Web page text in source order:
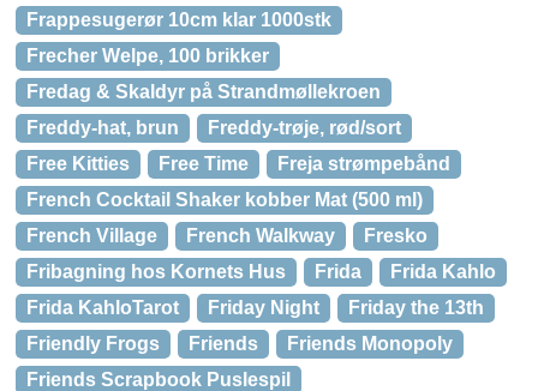
Frappesugerør 10cm klar 1000stk
Frecher Welpe, 100 brikker
Fredag & Skaldyr på Strandmøllekroen
Freddy-hat, brun
Freddy-trøje, rød/sort
Free Kitties
Free Time
Freja strømpebånd
French Cocktail Shaker kobber Mat (500 ml)
French Village
French Walkway
Fresko
Fribagning hos Kornets Hus
Frida
Frida Kahlo
Frida KahloTarot
Friday Night
Friday the 13th
Friendly Frogs
Friends
Friends Monopoly
Friends Scrapbook Puslespil